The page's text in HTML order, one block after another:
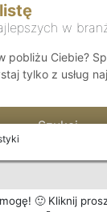
🙂 Kliknij
w
pobliżu Ciebie?
tylko z usług
Szukaj